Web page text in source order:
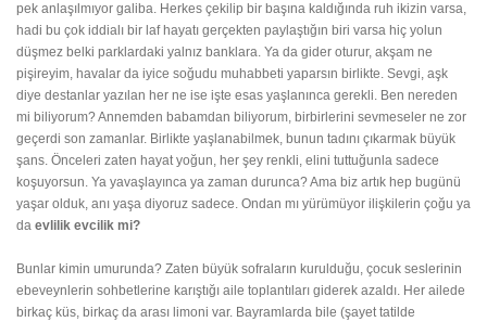
pek anlaşılmıyor galiba. Herkes çekilip bir başına kaldığında ruh ikizin varsa,
hadi bu çok iddialı bir laf hayatı gerçekten paylaştığın biri varsa hiç yolun
düşmez belki parklardaki yalnız banklara. Ya da gider oturur, akşam ne
pişireyim, havalar da iyice soğudu muhabbeti yaparsın birlikte. Sevgi, aşk
diye destanlar yazılan her ne ise işte esas yaşlanınca gerekli. Ben nereden
mi biliyorum? Annemden babamdan biliyorum, birbirlerini sevmeseler ne zor
geçerdi son zamanlar. Birlikte yaşlanabilmek, bunun tadını çıkarmak büyük
şans. Önceleri zaten hayat yoğun, her şey renkli, elini tuttuğunla sadece
koşuyorsun. Ya yavaşlayınca ya zaman durunca? Ama biz artık hep bugünü
yaşar olduk, anı yaşa diyoruz sadece. Ondan mı yürümüyor ilişkilerin çoğu ya
da evlilik evcilik mi?
Bunlar kimin umurunda? Zaten büyük sofraların kurulduğu, çocuk seslerinin
ebeveynlerin sohbetlerine karıştığı aile toplantıları giderek azaldı. Her ailede
birkaç küs, birkaç da arası limoni var. Bayramlarda bile (şayet tatilde